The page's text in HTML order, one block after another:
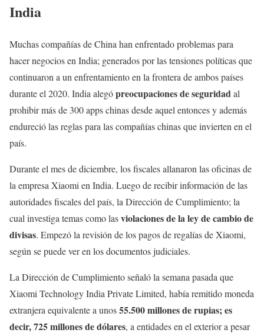
India
Muchas compañías de China han enfrentado problemas para
hacer negocios en India; generados por las tensiones políticas que
continuaron a un enfrentamiento en la frontera de ambos países
durante el 2020. India alegópreocupaciones de seguridadal
prohibir más de 300 apps chinas desde aquel entonces y además
endureció las reglas para las compañías chinas que invierten en el
país.
Durante el mes de diciembre, los fiscales allanaron las oficinas de
la empresa Xiaomi en India. Luego de recibir información de las
autoridades fiscales del país, la Dirección de Cumplimiento; la
cual investiga temas como lasviolaciones de la ley de cambio de
divisas. Empezó la revisión de los pagos de regalías de Xiaomi,
según se puede ver en los documentos judiciales.
La Dirección de Cumplimiento señaló la semana pasada que
Xiaomi Technology India Private Limited, había remitido moneda
extranjera equivalente a unos55.500 millones de rupias; es
decir, 725 millones de dólares, a entidades en el exterior a pesar